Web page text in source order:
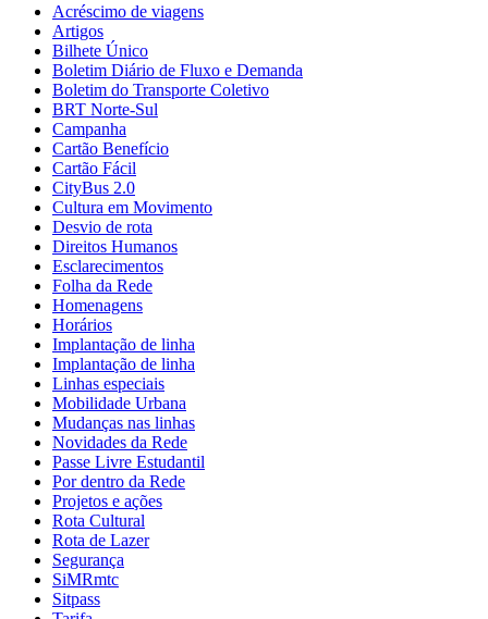
Acréscimo de viagens
Artigos
Bilhete Único
Boletim Diário de Fluxo e Demanda
Boletim do Transporte Coletivo
BRT Norte-Sul
Campanha
Cartão Benefício
Cartão Fácil
CityBus 2.0
Cultura em Movimento
Desvio de rota
Direitos Humanos
Esclarecimentos
Folha da Rede
Homenagens
Horários
Implantação de linha
Implantação de linha
Linhas especiais
Mobilidade Urbana
Mudanças nas linhas
Novidades da Rede
Passe Livre Estudantil
Por dentro da Rede
Projetos e ações
Rota Cultural
Rota de Lazer
Segurança
SiMRmtc
Sitpass